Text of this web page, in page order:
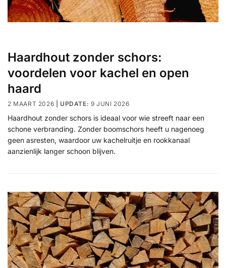
Haardhout zonder schors:
voordelen voor kachel en open
haard
2 MAART 2026 9 JUNI 2026
Haardhout zonder schors is ideaal voor wie streeft naar een
schone verbranding. Zonder boomschors heeft u nagenoeg
geen asresten, waardoor uw kachelruitje en rookkanaal
aanzienlijk langer schoon blijven.